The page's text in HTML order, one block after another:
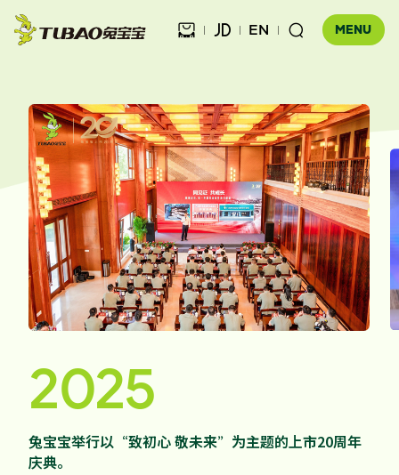
MENU
  EN 
健康饰材 
板材
科技木
胶粘材料
工装产品
健康家居 
全屋定制
UNICO
地板
家配
易装定制
公司介绍
企业文化
发展历程
品牌优势
联系我们
门店查询
合作伙伴查询
售后服务
违规投诉
资讯中心
品牌视频
招商加盟
人事招聘
2025
兔宝宝举行以“致初心 敬未来”为主题的上市20周年
庆典。